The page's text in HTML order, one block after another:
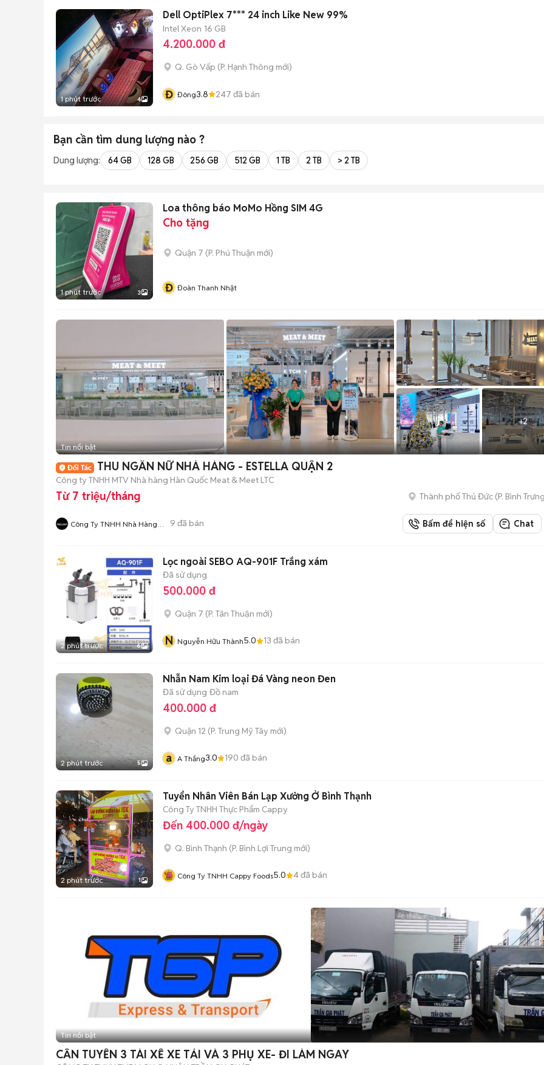
1 phút trước 4
Dell OptiPlex 7*** 24 inch Like New 99%
Intel Xeon 16 GB
4.200.000 đ
Q. Gò Vấp (P. Hạnh Thông mới)
Đ Đông3.8 247 đã bán
Bạn cần tìm dung lượng nào ?
Dung lượng: 64 GB 128 GB 256 GB 512 GB 1 TB 2 TB > 2 TB
1 phút trước 3
Loa thông báo MoMo Hồng SIM 4G
Cho tặng
Quận 7 (P. Phú Thuận mới)
Đ Đoàn Thanh Nhật
+2
Tin nổi bật
THU NGÂN NỮ NHÀ HÀNG - ESTELLA QUẬN 2
Công ty TNHH MTV Nhà hàng Hàn Quốc Meat & Meet LTC
Từ 7 triệu/tháng Thành phố Thủ Đức (P. Bình
Công Ty TNHH Nhà Hàng
9 đã bán Bấm để hiện số Chat
2 phút trước 6
Lọc ngoài SEBO AQ-901F Trắng xám
Đã sử dụng
500.000 đ
Quận 7 (P. Tân Thuận mới)
N Nguyễn Hữu Thành5.0 13 đã bán
2 phút trước 5
Nhẫn Nam Kim loại Đá Vàng neon Đen
Đã sử dụng Đồ nam
400.000 đ
Quận 12 (P. Trung Mỹ Tây mới)
a A Thắng3.0 190 đã bán
2 phút trước 1
Tuyển Nhân Viên Bán Lạp Xưởng Ở Bình Thạnh
Công Ty TNHH Thực Phẩm Cappy
Đến 400.000 đ/ngày
Q. Bình Thạnh (P. Bình Lợi Trung mới)
Công Ty TNHH Cappy Foods5.0 4đã bán
Tin nổi bật
CẦN TUYỂN 3 TÀI XẾ XE TẢI VÀ 3 PHỤ XE- ĐI LÀM NGAY